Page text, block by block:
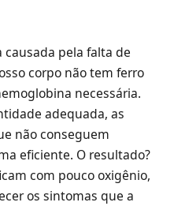
pela falta de
corpo não tem ferro
necessária.
adequada, as
não conseguem
eficiente. O resultado?
com pouco oxigênio,
os sintomas que a